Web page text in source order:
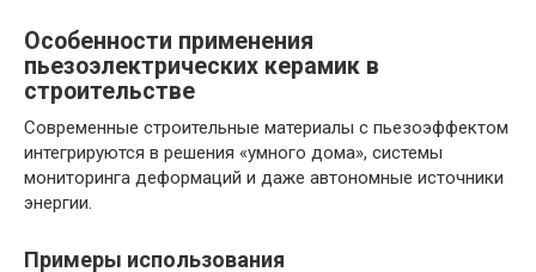
Особенности применения
пьезоэлектрических керамик в
строительстве
Современные строительные материалы с пьезоэффектом
интегрируются в решения «умного дома», системы
мониторинга деформаций и даже автономные источники
энергии.
Примеры использования